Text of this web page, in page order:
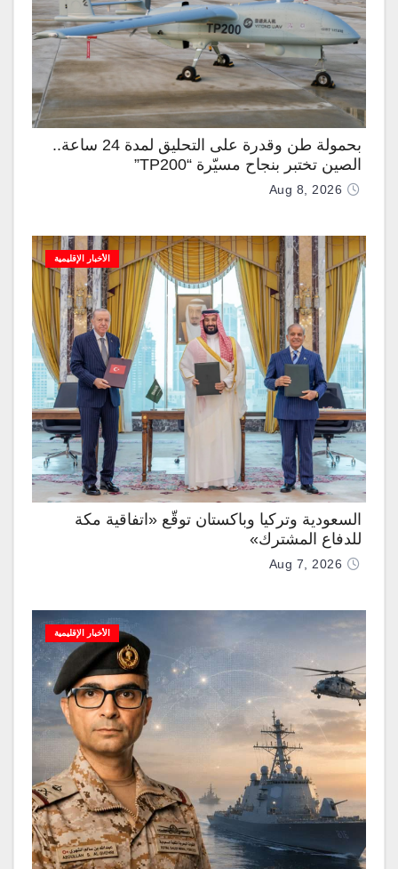
بحمولة طن وقدرة على التحليق لمدة 24 ساعة..
الصين تختبر بنجاح مسيّرة “TP200”
Aug 8, 2026
الأخبار الإقليمية
السعودية وتركيا وباكستان توقّع «اتفاقية مكة
للدفاع المشترك»
Aug 7, 2026
الأخبار الإقليمية